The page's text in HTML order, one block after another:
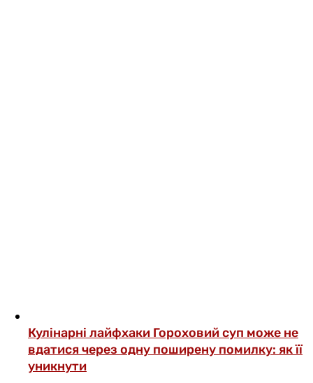
Кулінарні лайфхаки Гороховий суп може не
вдатися через одну поширену помилку: як її
уникнути